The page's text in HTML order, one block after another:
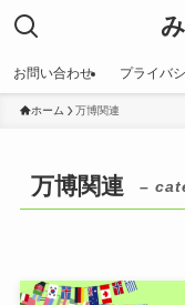
お問い合わせ プライバ
ホーム 万博関連
万博関連 –